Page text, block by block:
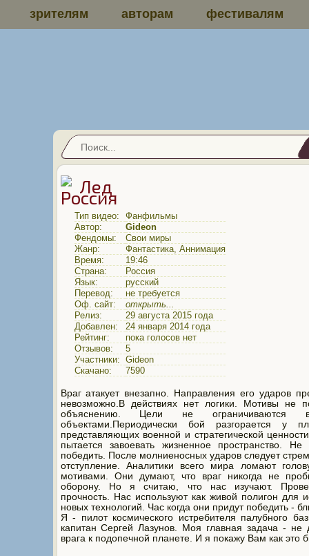
зрителям авторам фестивалям
Лед
Тип видео: Фанфильмы
Автор:
Gideon
Фендомы:
Свои миры
Жанр:
Фантастика, Аннимация
Время:
19:46
Страна:
Россия
Язык:
русский
Перевод:
не требуется
Оф. сайт:
открыть...
Релиз:
29 августа 2015 года
Добавлен:
24 января 2014 года
Рейтинг:
пока голосов нет
Отзывов:
5
Участники: Gideon
Скачано:
7590
Враг атакует внезапно. Направления его ударов
невозможно.В действиях нет логики. Мотивы не
объяснению. Цели не ограничиваются
объектами.Периодически бой разгорается у
представляющих военной и стратегической
пытается завоевать жизненное пространство. Не
победить. После молниеносных ударов следует
отступление. Аналитики всего мира ломают
мотивами. Они думают, что враг никогда не
оборону. Но я считаю, что нас изучают.
прочность. Нас используют как живой полигон для
новых технологий. Час когда они придут победить -
Я - пилот космического истребителя палубного
капитан Сергей Лазунов. Моя главная задача - не
врага к подопечной планете. И я покажу Вам как это